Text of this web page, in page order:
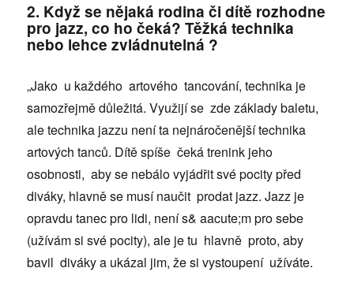
2. Když se nějaká rodina či dítě rozhodne
pro jazz, co ho čeká? Těžká technika
nebo lehce zvládnutelná ?
„Jako u každého artového tancování, technika je
samozřejmě důležitá. Využijí se zde základy baletu,
ale technika jazzu není ta nejnáročenější technika
artových tanců. Dítě spíše čeká trenink jeho
osobnosti, aby se nebálo vyjádřit své pocity před
diváky, hlavně se musí naučit prodat jazz. Jazz je
opravdu tanec pro lidi, není s& aacute;m pro sebe
(užívám si své pocity), ale je tu hlavně proto, aby
bavil diváky a ukázal jim, že si vystoupení užíváte.